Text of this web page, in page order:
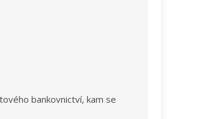
bankovnictví, kam se